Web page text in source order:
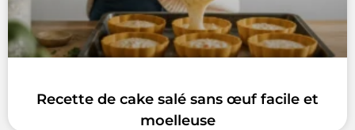
Recette de cake salé sans œuf facile et
moelleuse